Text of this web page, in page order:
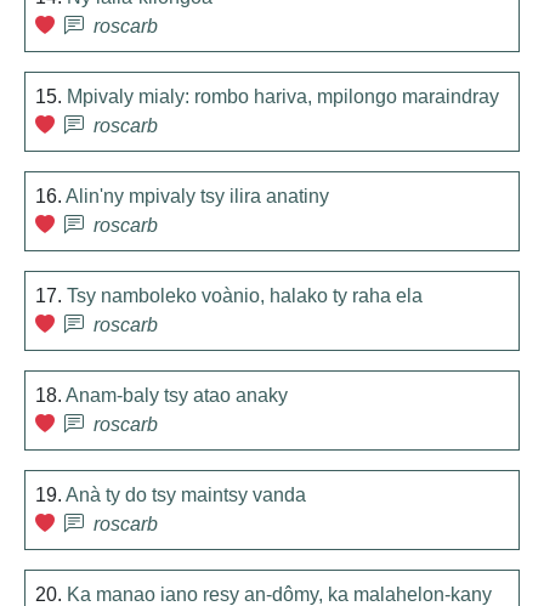
roscarb
15. Mpivaly mialy: rombo hariva, mpilongo maraindray
roscarb
16. Alin'ny mpivaly tsy ilira anatiny
roscarb
17. Tsy namboleko voànio, halako ty raha ela
roscarb
18. Anam-baly tsy atao anaky
roscarb
19. Anà ty do tsy maintsy vanda
roscarb
20. Ka manao iano resy an-dômy, ka malahelon-kany